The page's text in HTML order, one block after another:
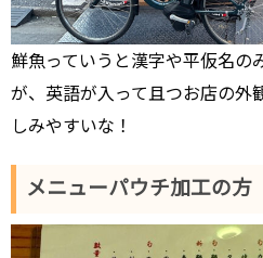
鮮魚っていうと漢字や平仮名の
が、英語が入って且つお店の外
しみやすいな！
メニューパウチ加工の方